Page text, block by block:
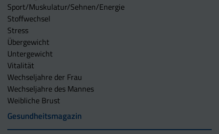
Sport/Muskulatur/Sehnen/Energie
Stoffwechsel
Stress
Übergewicht
Untergewicht
Vitalität
Wechseljahre der Frau
Wechseljahre des Mannes
Weibliche Brust
Gesundheitsmagazin